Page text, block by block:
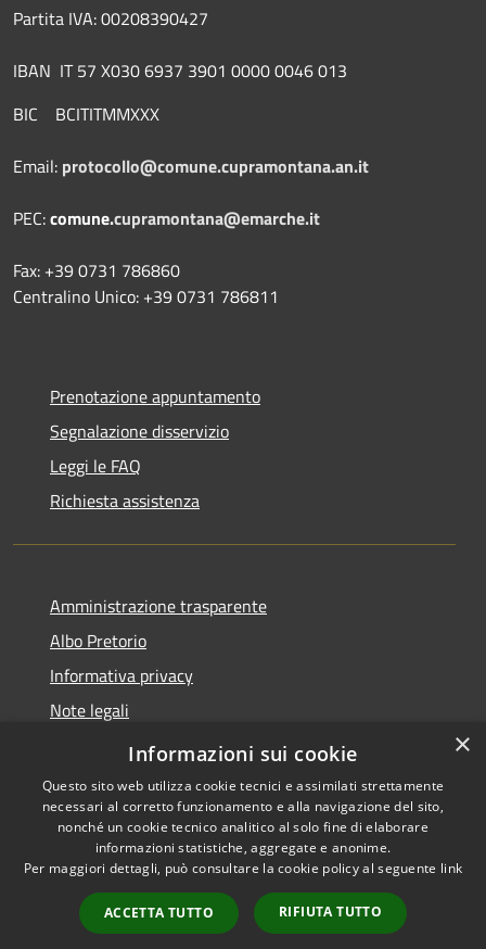
Partita IVA: 00208390427
IBAN IT 57 X030 6937 3901 0000 0046 013
BIC BCITITMMXXX
Email: protocollo@comune.cupramontana.an.it
PEC:comune.cupramontana@emarche.it
Fax: +39 0731 786860
Centralino Unico: +39 0731 786811
Prenotazione appuntamento
Segnalazione disservizio
Leggi le FAQ
Richiesta assistenza
Amministrazione trasparente
Albo Pretorio
Informativa privacy
Note legali
Dichiarazione di accessibilità
Accessibilità
Copyright © 2026 • Comune di
Cupramontana • Powered by
Municipium•
Accesso
redazione
×
Informazioni sui cookie
Questo sito web utilizza cookie tecnici e assimilati strettamente
necessari al corretto funzionamento e alla navigazione del sito,
nonché un cookie tecnico analitico al solo fine di elaborare
informazioni statistiche, aggregate e anonime.
Per maggiori dettagli, può consultare la cookie policy al seguente link
ACCETTA TUTTO RIFIUTA TUTTO